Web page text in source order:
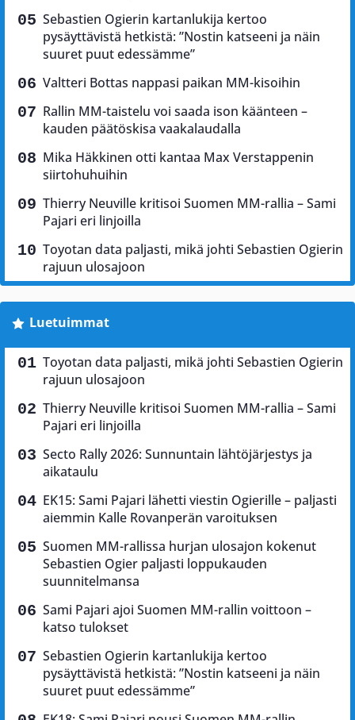
Sebastien Ogierin kartanlukija kertoo
pysäyttävistä hetkistä: ”Nostin katseeni ja näin
suuret puut edessämme”
Valtteri Bottas nappasi paikan MM-kisoihin
Rallin MM-taistelu voi saada ison käänteen –
kauden päätöskisa vaakalaudalla
Mika Häkkinen otti kantaa Max Verstappenin
siirtohuhuihin
Thierry Neuville kritisoi Suomen MM-rallia – Sami
Pajari eri linjoilla
Toyotan data paljasti, mikä johti Sebastien Ogierin
rajuun ulosajoon
Luetuimmat
Toyotan data paljasti, mikä johti Sebastien Ogierin
rajuun ulosajoon
Thierry Neuville kritisoi Suomen MM-rallia – Sami
Pajari eri linjoilla
Secto Rally 2026: Sunnuntain lähtöjärjestys ja
aikataulu
EK15: Sami Pajari lähetti viestin Ogierille – paljasti
aiemmin Kalle Rovanperän varoituksen
Suomen MM-rallissa hurjan ulosajon kokenut
Sebastien Ogier paljasti loppukauden
suunnitelmansa
Sami Pajari ajoi Suomen MM-rallin voittoon –
katso tulokset
Sebastien Ogierin kartanlukija kertoo
pysäyttävistä hetkistä: ”Nostin katseeni ja näin
suuret puut edessämme”